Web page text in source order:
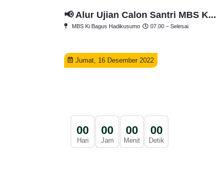
📢 Alur Ujian Calon Santri MBS K...
MBS Ki Bagus Hadikusumo 07.00 – Selesai
Jumat, 16 Desember 2022
00
Hari
00
Jam
00
Menit
00
Detik